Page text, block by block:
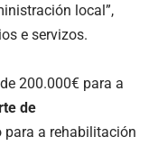
local”,
e servizos.
200.000€ para a
de
para a rehabilitación